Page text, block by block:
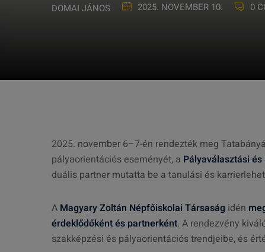
DOMAI JÁNOS 2025. NOVEMBER 10. 0
2025. november 6–7-én rendezték meg
pályaorientációs eseményét, a Pályaválasztási
duális partner mutatta be a tanulási és
A Magyary Zoltán Népfőiskolai Társaság idén
érdeklődőként és partnerként. A rendezvény
szakképzési és pályaorientációs trendjeibe, és